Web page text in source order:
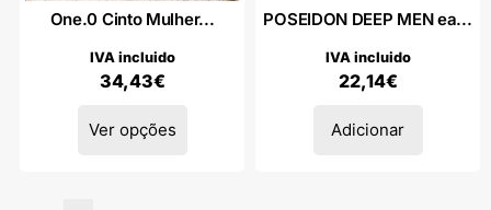
One.0 Cinto Mulher...
34,43€
IVA incluido
Ver opções
POSEIDON DEEP MEN ea...
22,14€
IVA incluido
Adicionar